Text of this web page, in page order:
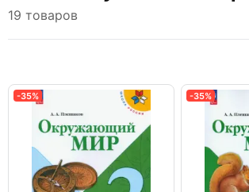
19 товаров
-35% -35%